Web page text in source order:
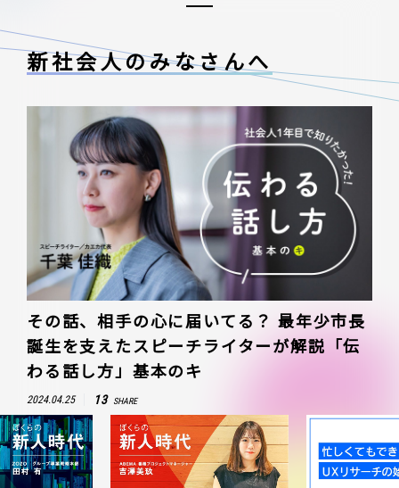
新社会人のみなさんへ
その話、相手の心に届いてる？ 最年少市長
誕生を支えたスピーチライターが解説「伝
わる話し方」基本のキ
2024.04.25 13 SHARE